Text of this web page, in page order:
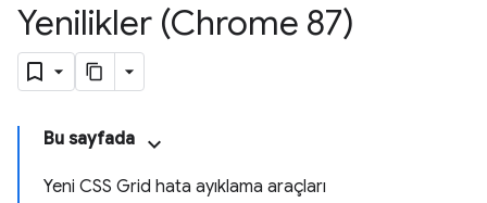
Yenilikler (Chrome 87)
Bu sayfada
Yeni CSS Grid hata ayıklama araçları